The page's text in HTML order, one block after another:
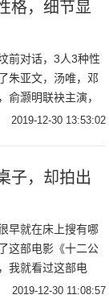
格，细节显
前对话，3人3种性
朱亚文，汤唯，邓
俞灏明联袂主演，
型古装权谋剧《大
2019-12-30 13:53:02
子，却拍出
早就在床上搜有哪
这部电影《十二公
我就看过这部电
美国1957年的电影
2019-12-30 11:08:57